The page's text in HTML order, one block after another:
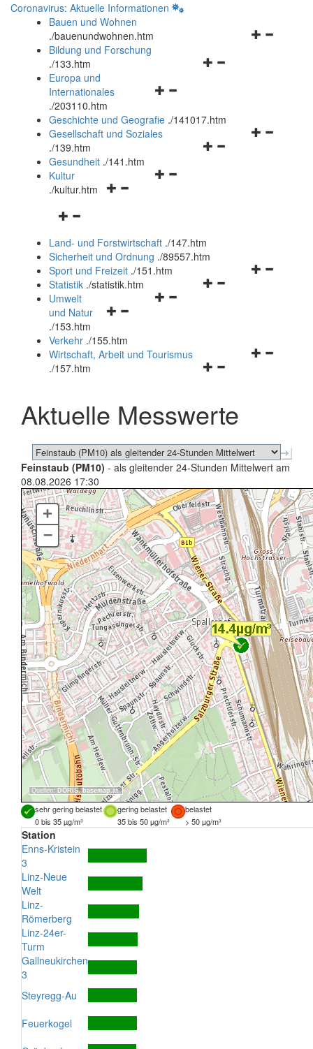
Coronavirus: Aktuelle Informationen
Bauen und Wohnen
./bauenundwohnen.htm
Navigationsmenü
Bildung und Forschung
./133.htm
Navigationsmenü
und
schließen
Europa und
Internationales
./203110.htm
Geschichte und Geografie ./141017.htm
Navigationsmenü
Gesellschaft und Soziales
./139.htm
Navigationsmenü
Gesundheit ./141.htm
Navigationsmenü
Kultur
./kultur.htm
Navigationsmenü
und
schließen
Land- und Forstwirtschaft ./147.htm
Sicherheit und Ordnung ./89557.htm
Navigationsmenü
Sport und Freizeit ./151.htm
Navigationsmenü
Statistik ./statistik.htm
Navigationsmenü
und
schließen
Umwelt
und Natur
./153.htm
Verkehr ./155.htm
Navigationsmenü
schließen
Wirtschaft, Arbeit und Tourismus
./157.htm
Aktuelle Messwerte
Feinstaub (PM10) - als gleitender 24-Stunden Mittelwert am
08.08.2026 17:30
Quellen: DORIS, basemap.at
+
–
sehr gering belastet gering belastet
belastet
0 bis 35 µg/m³
35 bis 50 µg/m³ > 50 µg/m³
Station
Enns-Kristein
3
Linz-Neue
Welt
Linz-
Römerberg
Linz-24er-
Turm
Gallneukirchen
3
Steyregg-Au
Feuerkogel